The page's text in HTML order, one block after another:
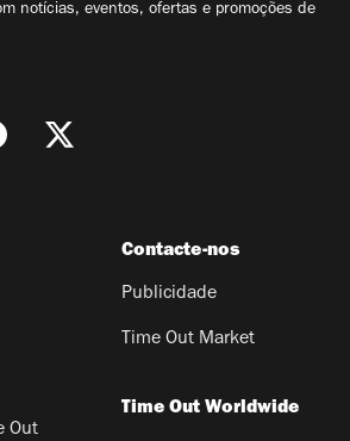
notícias, eventos, ofertas e promoções de
Out
Contacte-nos
Publicidade
Time Out Market
Time Out Worldwide